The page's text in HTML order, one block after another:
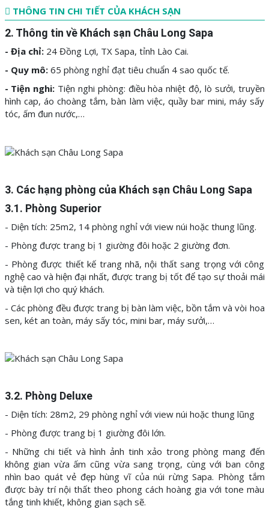
THÔNG TIN CHI TIẾT CỦA KHÁCH SẠN
2. Thông tin về Khách sạn Châu Long Sapa
- Địa chỉ:24 Đồng Lợi, TX Sapa, tỉnh Lào Cai.
- Quy mô:65 phòng nghỉ đạt tiêu chuẩn 4 sao quốc tế.
- Tiện nghi: Tiện nghi phòng: điều hòa nhiệt độ, lò sưởi, truyền
hình cap, áo choàng tắm, bàn làm việc, quầy bar mini, máy sấy
tóc, ấm đun nước,…
3. Các hạng phòng của Khách sạn Châu Long Sapa
3.1. Phòng Superior
- Diện tích: 25m2, 14 phòng nghỉ với view núi hoặc thung lũng.
- Phòng được trang bị 1 giường đôi hoặc 2 giường đơn.
- Phòng được thiết kế trang nhã, nội thất sang trọng với công
nghệ cao và hiện đại nhất, được trang bị tốt để tạo sự thoải mái
và tiện lợi cho quý khách.
- Các phòng đều được trang bị bàn làm việc, bồn tắm và vòi hoa
sen, két an toàn, máy sấy tóc, mini bar, máy sưởi,…
3.2. Phòng Deluxe
- Diện tích: 28m2, 29 phòng nghỉ với view núi hoặc thung lũng
- Phòng được trang bị 1 giường đôi lớn.
- Những chi tiết và hình ảnh tinh xảo trong phòng mang đến
không gian vừa ấm cũng vừa sang trọng, cùng với ban công
nhìn bao quát vẻ đẹp hùng vĩ của núi rừng Sapa. Phòng tắm
được bày trí nội thất theo phong cách hoàng gia với tone màu
tắng tinh khiết, không gian sạch sẽ.